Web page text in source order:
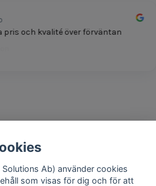
och kvalité över förväntan
Solutions Ab) använder cookies
som visas för dig och för att